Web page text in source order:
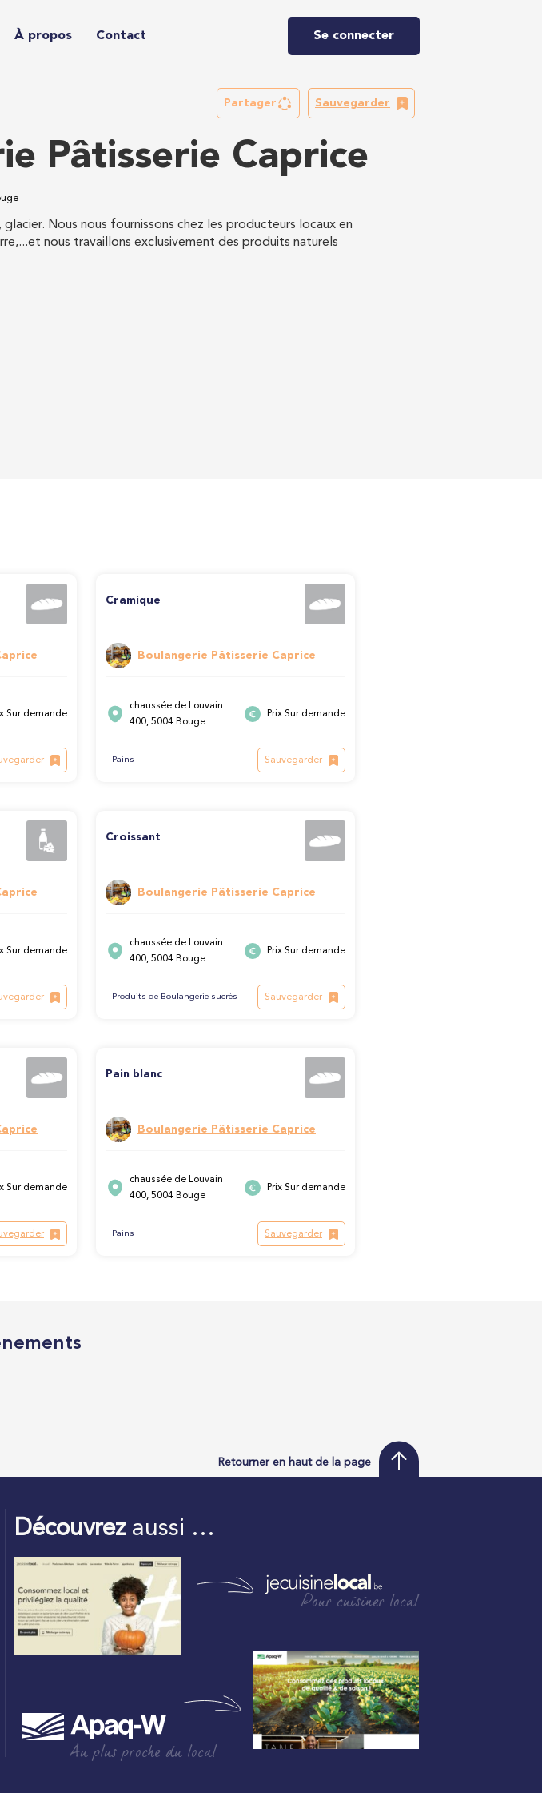
À propos Contact Se connecter
Partager Sauvegarder
Pâtisserie Caprice
Nous nous fournissons chez les producteurs locaux en
nous travaillons exclusivement des produits naturels
Sur demande
Cramique
Boulangerie Pâtisserie Caprice
chaussée de Louvain
400, 5004 Bouge
Prix Sur demande
Pains Sauvegarder
Sur demande
Croissant
Boulangerie Pâtisserie Caprice
chaussée de Louvain
400, 5004 Bouge
Prix Sur demande
Produits de Boulangerie sucrés Sauvegarder
Sur demande
Pain blanc
Boulangerie Pâtisserie Caprice
chaussée de Louvain
400, 5004 Bouge
Prix Sur demande
Pains Sauvegarder
Retourner en haut de la page
Découvrezaussi …
Pour cuisiner local
Au plus proche du local